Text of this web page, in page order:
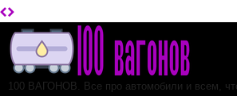
100 ВАГОНОВ. Все про автомобили и всем,